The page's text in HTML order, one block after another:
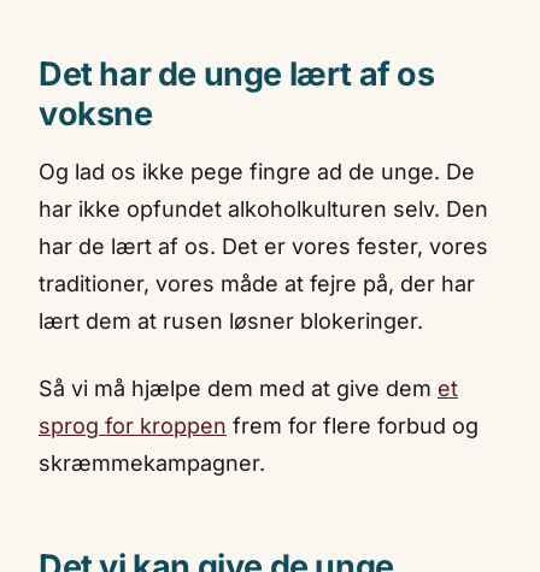
Det har de unge lært af os
voksne
Og lad os ikke pege fingre ad de unge. De
har ikke opfundet alkoholkulturen selv. Den
har de lært af os. Det er vores fester, vores
traditioner, vores måde at fejre på, der har
lært dem at rusen løsner blokeringer.
Så vi må hjælpe dem med at give dem et
sprog for kroppen frem for flere forbud og
skræmmekampagner.